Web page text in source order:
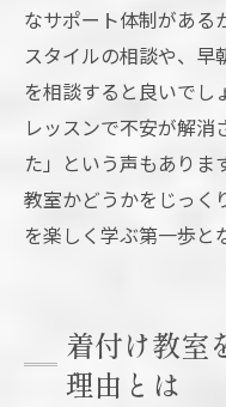
なサポート体制がある
スタイルの相談や、早
を相談すると良いでし
レッスンで不安が解消
た」という声もありま
教室かどうかをじっく
を楽しく学ぶ第一歩と
着付け教室
理由とは